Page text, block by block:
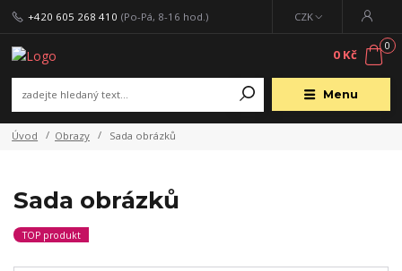
Menu
CZK
+420 605 268 410 (Po-Pá, 8-16 hod.)
0
0 Kč
Úvod Obrazy Sada obrázků
Sada obrázků
TOP produkt